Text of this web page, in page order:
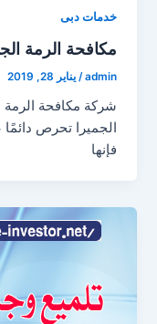
خدمات دبى
مكافحة الرمة الجميرا
admin
/يناير 28, 2019
شركة مكافحة
الجميرا تحرص
فإنها